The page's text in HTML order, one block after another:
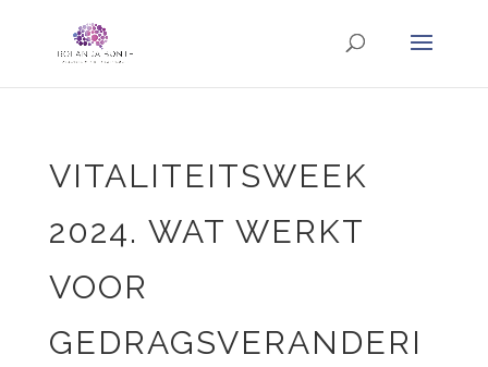
VITALITEITSWEEK
2024. WAT WERKT
VOOR
GEDRAGSVERANDERI